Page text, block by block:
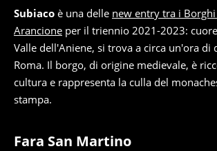
Subiaco è una delle new entry tra i
Arancione per il triennio 2021-2023:
Valle dell'Aniene, si trova a circa un'ora di
Roma. Il borgo, di origine medievale, è
cultura e rappresenta la culla del
stampa.
Fara San Martino